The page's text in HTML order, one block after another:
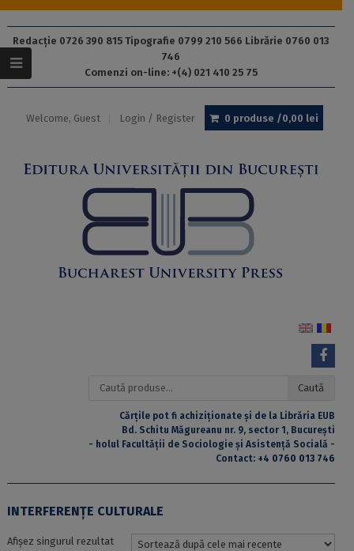
Redacție 0726 390 815 Tipografie 0799 210 566 Librărie 0760 013
746
Comenzi on-line: +(4) 021 410 25 75
Welcome, Guest Login / Register 0 produse /0,00 lei
Caută
Caută
Cărțile pot fi achiziționate și de la Librăria EUB
Bd. Schitu Măgureanu nr. 9, sector 1, București
- holul Facultății de Sociologie și Asistență Socială -
Contact: +4 0760 013 746
INTERFERENȚE CULTURALE
Afișez singurul rezultat